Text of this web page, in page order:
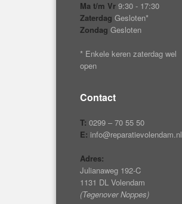
Ma t/m Vr 9:30 - 17:30
Zaterdag Gesloten*
Zondag Gesloten
* Enkele keren zaterdag wel
open
Contact
T: 0299 – 70 55 50
E: info@reparatievolendam.nl
Adres:
Julianaweg 192-C
1131 DL Volendam
(Tegenover Noppes)